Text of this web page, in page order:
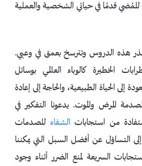
قدمًا في حياتي الشخصية والعملية
هذه الدروس وتترسخ بعمق في وعيي.
الخطيرة كالوباء العالمي بوسائل
إلى الحياة الطبيعية، والحاجة إلى إعادة
المرض والموت. يدعونا التفكير في
من استجابات الشفاء للصدمات
إلى التساؤل عن أفضل السبل التي يمكننا
السريعة لمنع الضرر أثناء وجود